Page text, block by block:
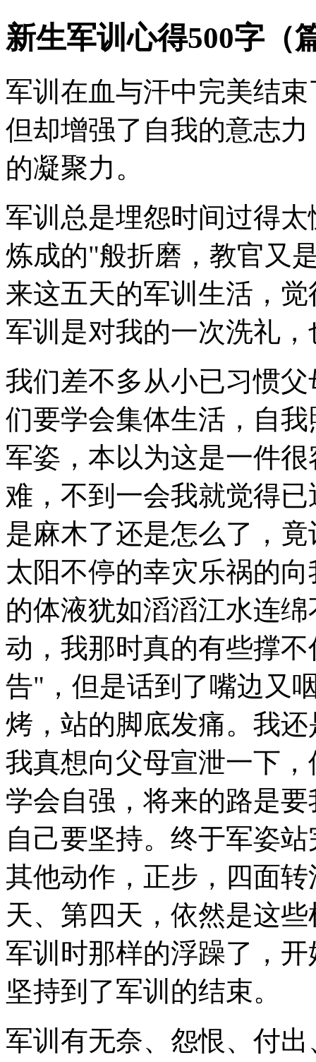
新生军训心得500字（
军训在血与汗中完美结
但却增强了自我的意志
的凝聚力。
军训总是埋怨时间过得
炼成的"般折磨，教官又
来这五天的军训生活，
军训是对我的一次洗礼
我们差不多从小已习惯
们要学会集体生活，自
军姿，本以为这是一件
难，不到一会我就觉得
是麻木了还是怎么了，
太阳不停的幸灾乐祸的
的体液犹如滔滔江水连
动，我那时真的有些撑
告"，但是话到了嘴边又
烤，站的脚底发痛。我
我真想向父母宣泄一下
学会自强，将来的路是
自己要坚持。终于军姿
其他动作，正步，四面
天、第四天，依然是这
军训时那样的浮躁了，
坚持到了军训的结束。
军训有无奈、怨恨、付